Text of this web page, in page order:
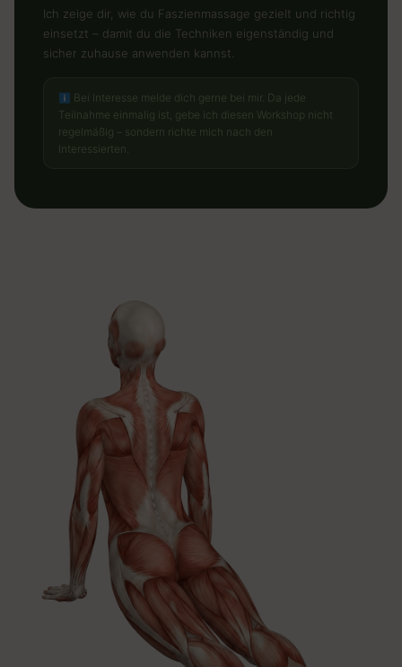
Ich zeige dir, wie du Faszienmassage gezielt und richtig
einsetzt – damit du die Techniken eigenständig und
sicher zuhause anwenden kannst.
Bei Interesse melde dich gerne bei mir. Da jede
Teilnahme einmalig ist, gebe ich diesen Workshop nicht
regelmäßig – sondern richte mich nach den
Interessierten.